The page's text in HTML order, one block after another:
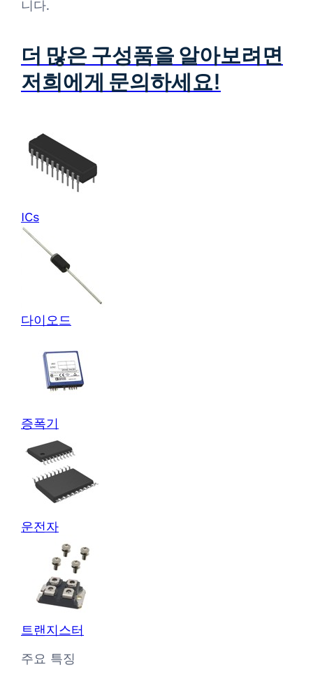
니다.
더 많은 구성품을 알아보려면
저희에게 문의하세요!
ICs
다이오드
증폭기
운전자
트랜지스터
주요 특징